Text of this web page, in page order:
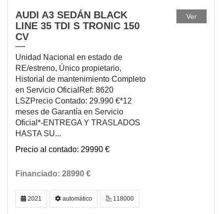
AUDI A3 SEDÁN BLACK
LINE 35 TDI S TRONIC 150
CV
Unidad Nacional en estado de
RE/estreno, Único propietario,
Historial de mantenimiento Completo
en Servicio OficialRef: 8620
LSZPrecio Contado: 29.990 €*12
meses de Garantía en Servicio
Oficial*-ENTREGA Y TRASLADOS
HASTA SU...
29990 €
28990 €
Ver
2021 automático 118000